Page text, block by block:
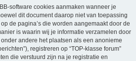
software cookies aanmaken wanneer je
dit document daarop niet van toepassing
de pagina’s die worden aangemaakt door de
is waarin wij je informatie verzamelen door
andere het plaatsen als een anonieme
registreren op “TOP-klasse forum”
die verstuurd zijn na je registratie en